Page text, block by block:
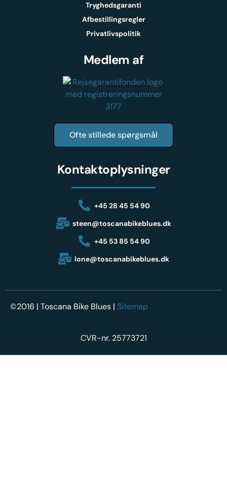
Tryghedsgaranti
Afbestillingsregler
Privatlivspolitik
Medlem af
Ofte stillede spørgsmål
Kontaktoplysninger
+45 28 45 54 90
steen@toscanabikeblues.dk
+45 53 85 54 90
lone@toscanabikeblues.dk
©2016 | Toscana Bike Blues | Sitemap
CVR-nr. 25773721